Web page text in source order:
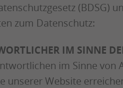
(BDSG)
zum Datenschutz:
IM SINNE
im Sinne von
unserer Website